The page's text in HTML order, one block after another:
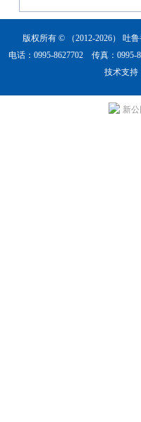
版权所有 © （2012-2026）吐
电话：0995-8627702 传真：
技术支持
新公